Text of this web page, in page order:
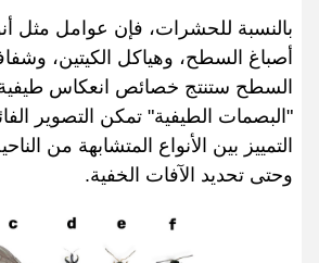
بالنسبة للحشرات، فإن عوامل مثل
أصباغ السطح، وهياكل الكيتين،
السطح ستنتج خصائص انعكاس
"البصمات الطيفية" تمكن التصوير
التمييز بين الأنواع المتشابهة من
وحتى تحديد الآفات الخفية.